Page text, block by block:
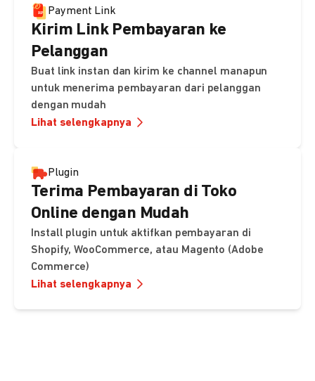
Payment Link
Kirim Link Pembayaran ke
Pelanggan
Buat link instan dan kirim ke channel manapun
untuk menerima pembayaran dari pelanggan
dengan mudah
Lihat selengkapnya
Plugin
Terima Pembayaran di Toko
Online dengan Mudah
Install plugin untuk aktifkan pembayaran di
Shopify, WooCommerce, atau Magento (Adobe
Commerce)
Lihat selengkapnya